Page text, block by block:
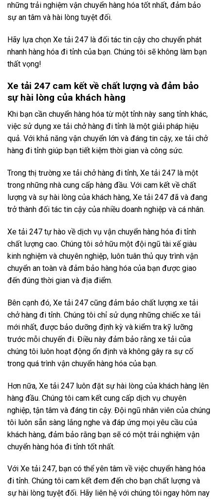
những trải nghiệm vận chuyển hàng hóa tốt nhất, đảm bảo
sự an tâm và hài lòng tuyệt đối.
Hãy lựa chọn Xe tải 247 là đối tác tin cậy cho chuyển phát
nhanh hàng hóa đi tỉnh của bạn. Chúng tôi sẽ không làm bạn
thất vọng!
Xe tải 247 cam kết về chất lượng và đảm bảo
sự hài lòng của khách hàng
Khi bạn cần chuyển hàng hóa từ một tỉnh này sang tỉnh khác,
việc sử dụng xe tải chở hàng đi tỉnh là một giải pháp hiệu
quả. Với khả năng vận chuyển lớn và đáng tin cậy, xe tải chở
hàng đi tỉnh giúp bạn tiết kiệm thời gian và công sức.
Trong thị trường xe tải chở hàng đi tỉnh, Xe tải 247 là một
trong những nhà cung cấp hàng đầu. Với cam kết về chất
lượng và sự hài lòng của khách hàng, Xe tải 247 đã và đang
trở thành đối tác tin cậy của nhiều doanh nghiệp và cá nhân.
Xe tải 247 tự hào về dịch vụ vận chuyển hàng hóa đi tỉnh
chất lượng cao. Chúng tôi sở hữu một đội ngũ tài xế giàu
kinh nghiệm và chuyên nghiệp, luôn tuân thủ quy trình vận
chuyển an toàn và đảm bảo hàng hóa của bạn được giao
đến đúng thời gian và địa điểm.
Bên cạnh đó, Xe tải 247 cũng đảm bảo chất lượng xe tải
chở hàng đi tỉnh. Chúng tôi chỉ sử dụng những chiếc xe tải
mới nhất, được bảo dưỡng định kỳ và kiểm tra kỹ lưỡng
trước mỗi chuyến đi. Điều này đảm bảo rằng xe tải của
chúng tôi luôn hoạt động ổn định và không gây ra sự cố
trong quá trình vận chuyển hàng hóa của bạn.
Hơn nữa, Xe tải 247 luôn đặt sự hài lòng của khách hàng lên
hàng đầu. Chúng tôi cam kết cung cấp dịch vụ chuyên
nghiệp, tận tâm và đáng tin cậy. Đội ngũ nhân viên của chúng
tôi luôn sẵn sàng lắng nghe và đáp ứng mọi yêu cầu của
khách hàng, đảm bảo rằng bạn sẽ có một trải nghiệm vận
chuyển hàng hóa đi tỉnh tốt nhất.
Với Xe tải 247, bạn có thể yên tâm về việc chuyển hàng hóa
đi tỉnh. Chúng tôi cam kết đem đến cho bạn chất lượng và
sự hài lòng tuyệt đối. Hãy liên hệ với chúng tôi ngay hôm nay